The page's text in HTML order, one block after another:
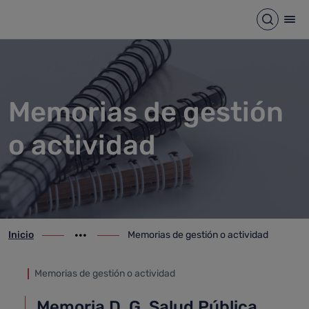
Memorias de gestión o Abrir
Memorias de gestión
o actividad
ir-a inicio
Inicio
Mostrar opciones del camino de migas
ir-a Memorias de gestión o actividad
Memorias de gestión o actividad
Memorias de gestión o actividad